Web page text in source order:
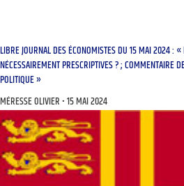
LIBRE JOURNAL DES ÉCONOMISTES DU 15 MAI 2024 : «
NÉCESSAIREMENT PRESCRIPTIVES ? ; COMMENTAIRE
POLITIQUE »
MÉRESSE OLIVIER 15 MAI 2024